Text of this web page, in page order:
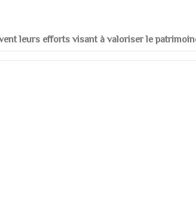
leurs efforts visant à valoriser le